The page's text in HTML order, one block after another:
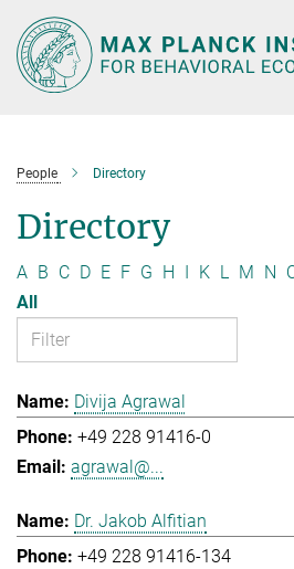
Main-
Content
People Directory
Directory
A B C D E F G H I K L M N
All
Divija Agrawal
+49 228 91416-0
agrawal@...
Dr. Jakob Alfitian
+49 228 91416-134